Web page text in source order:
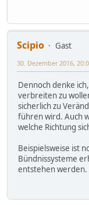
Scipio
Gast
30. Dezember 2016,
Dennoch denke
verbreiten zu
sicherlich zu
führen wird. Auch
welche Richtung
Beispielsweise ist
Bündnissysteme
entstehen werden.